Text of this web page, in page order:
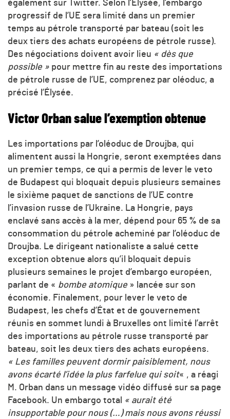
également sur Twitter. Selon l’Élysée, l’embargo
progressif de l’UE sera limité dans un premier
temps au pétrole transporté par bateau (soit les
deux tiers des achats européens de pétrole russe).
Des négociations doivent avoir lieu « dès que
possible » pour mettre fin au reste des importations
de pétrole russe de l’UE, comprenez par oléoduc, a
précisé l’Élysée.
Victor Orban salue l’exemption obtenue
Les importations par l’oléoduc de Droujba, qui
alimentent aussi la Hongrie, seront exemptées dans
un premier temps, ce qui a permis de lever le veto
de Budapest qui bloquait depuis plusieurs semaines
le sixième paquet de sanctions de l’UE contre
l’invasion russe de l’Ukraine. La Hongrie, pays
enclavé sans accès à la mer, dépend pour 65 % de sa
consommation du pétrole acheminé par l’oléoduc de
Droujba. Le dirigeant nationaliste a salué cette
exception obtenue alors qu’il bloquait depuis
plusieurs semaines le projet d’embargo européen,
parlant de « bombe atomique » lancée sur son
économie. Finalement, pour lever le veto de
Budapest, les chefs d’État et de gouvernement
réunis en sommet lundi à Bruxelles ont limité l’arrêt
des importations au pétrole russe transporté par
bateau, soit les deux tiers des achats européens.
« Les familles peuvent dormir paisiblement, nous
avons écarté l’idée la plus farfelue qui soit« , a réagi
M. Orban dans un message vidéo diffusé sur sa page
Facebook. Un embargo total « aurait été
insupportable pour nous (…) mais nous avons réussi